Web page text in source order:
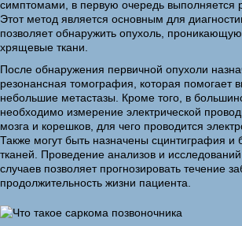
симптомами, в первую очередь выполняется
Этот метод является основным для
позволяет обнаружить опухоль,
хрящевые ткани.
После обнаружения первичной опухоли
резонансная томография, которая помогает
небольшие метастазы. Кроме того, в
необходимо измерение электрической
мозга и корешков, для чего проводится
Также могут быть назначены сцинтиграфия и
тканей. Проведение анализов и
случаев позволяет прогнозировать течение
продолжительность жизни пациента.